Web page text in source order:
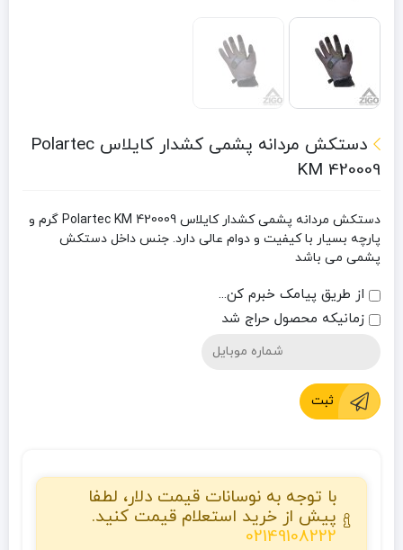
دستکش مردانه پشمی کشدار کایلاس Polartec
KM 420009
دستکش مردانه پشمی کشدار کایلاس Polartec KM 420009 گرم و
پارچه بسیار با کیفیت و دوام عالی دارد. جنس داخل دستکش
پشمی می باشد
از طریق پیامک خبرم کن...
زمانیکه محصول حراج شد
ثبت
با توجه به نوسانات قیمت دلار، لطفا
پیش از خرید استعلام قیمت کنید.
02149108222